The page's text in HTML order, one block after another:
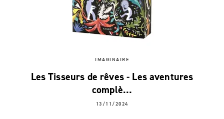
IMAGINAIRE
Les Tisseurs de rêves - Les aventures
complè…
13/11/2024